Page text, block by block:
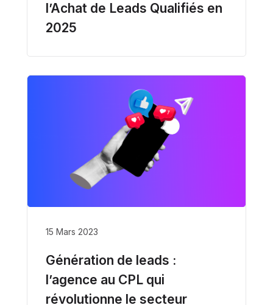
l’Achat de Leads Qualifiés en
2025
15 Mars 2023
Génération de leads :
l’agence au CPL qui
révolutionne le secteur